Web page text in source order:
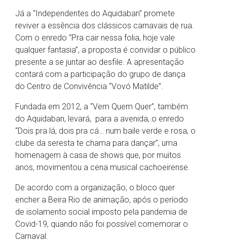
Já a “Independentes do Aquidaban” promete
reviver a essência dos clássicos carnavais de rua.
Com o enredo “Pra cair nessa folia, hoje vale
qualquer fantasia”, a proposta é convidar o público
presente a se juntar ao desfile. A apresentação
contará com a participação do grupo de dança
do Centro de Convivência “Vovó Matilde”.
Fundada em 2012, a “Vem Quem Quer”, também
do Aquidaban, levará, para a avenida, o enredo
“Dois pra lá, dois pra cá… num baile verde e rosa, o
clube da seresta te chama para dançar”, uma
homenagem à casa de shows que, por muitos
anos, movimentou a cena musical cachoeirense.
De acordo com a organização, o bloco quer
encher a Beira Rio de animação, após o período
de isolamento social imposto pela pandemia de
Covid-19, quando não foi possível comemorar o
Carnaval.